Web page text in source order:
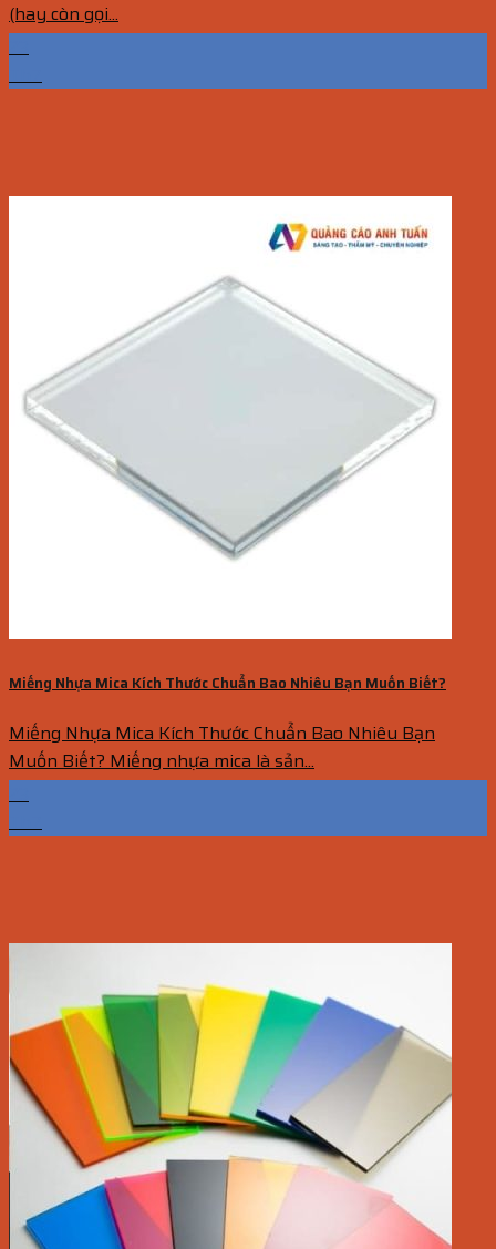
(hay còn gọi...
23
Th7
Miếng Nhựa Mica Kích Thước Chuẩn Bao Nhiêu Bạn Muốn Biết?
Miếng Nhựa Mica Kích Thước Chuẩn Bao Nhiêu Bạn
Muốn Biết? Miếng nhựa mica là sản...
23
Th7